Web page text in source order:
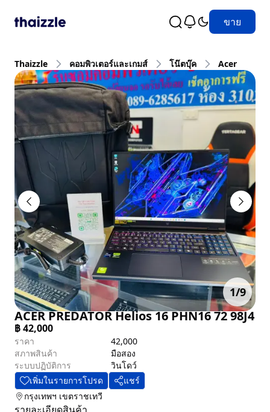
ขาย
Thaizzle คอมพิวเตอร์และเกมส์ โน๊ตบุ๊ค Acer
1/9
ACER PREDATOR Helios 16 PHN16 72 98J4
฿42,000
ราคา
42,000
สภาพสินค้า
มือสอง
ระบบปฏิบัติการ
วินโดว์
เพิ่มในรายการโปรด
แชร์
กรุงเทพฯ เขตราชเทวี